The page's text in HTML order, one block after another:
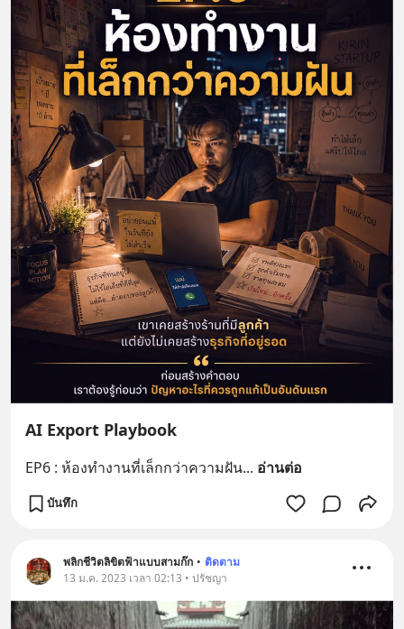
AI Export Playbook
EP6 : ห้องทำงานที่เล็กกว่าความฝัน... อ่านต่อ
บันทึก
พลิกชีวิตลิขิตฟ้าแบบสามก๊ก • ติดตาม
13 ม.ค. 2023 เวลา 02:13 • ปรัชญา